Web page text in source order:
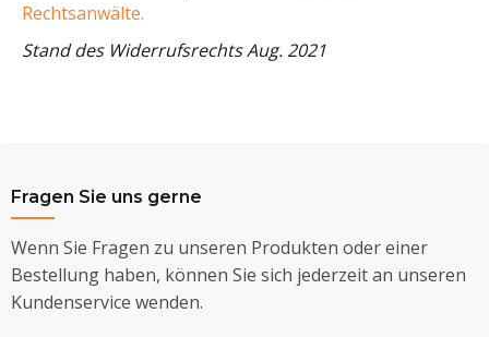
Rechtsanwälte.
Stand des Widerrufsrechts Aug. 2021
Fragen Sie uns gerne
Wenn Sie Fragen zu unseren Produkten oder einer
Bestellung haben, können Sie sich jederzeit an unseren
Kundenservice wenden.